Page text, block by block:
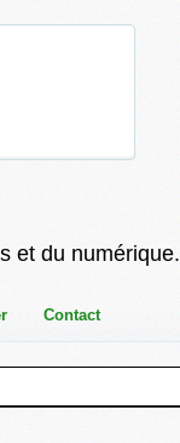
et du numérique.
Contact